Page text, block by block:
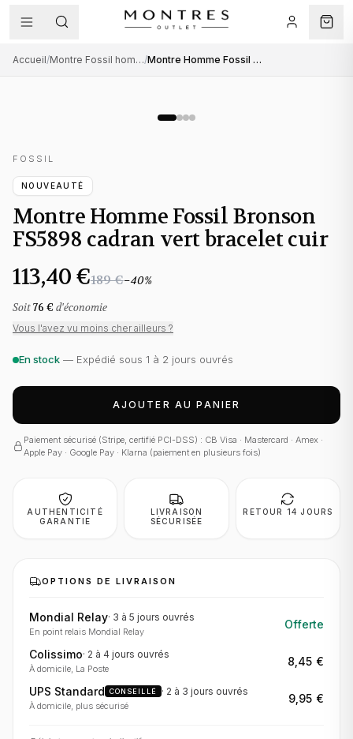
Accueil/ Montre Fossil homme/ Montre Homme Fossil Bronson FS5898 cadran vert bracelet cuir
FOSSIL
NOUVEAUTÉ
Montre Homme Fossil Bronson
FS5898 cadran vert bracelet cuir
113,40 €189 €−40%
Soit76 € d'économie
Vous l'avez vu moins cher ailleurs ?
En stock — Expédié sous 1 à 2 jours ouvrés
AJOUTER AU PANIER
Paiement sécurisé (Stripe, certifié PCI-DSS) : CB Visa · Mastercard · Amex ·
Apple Pay · Google Pay · Klarna (paiement en plusieurs fois)
AUTHENTICITÉ
GARANTIE
LIVRAISON
SÉCURISÉE
RETOUR 14 JOURS
OPTIONS DE LIVRAISON
Mondial Relay· 3 à 5 jours ouvrés
En point relais Mondial Relay
Offerte
Colissimo· 2 à 4 jours ouvrés
À domicile, La Poste
8,45 €
UPS Standard CONSEILLÉ · 2 à 3 jours ouvrés
À domicile, plus sécurisé
9,95 €